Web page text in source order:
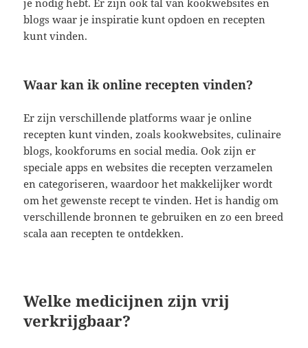
je nodig hebt. Er zijn ook tal van kookwebsites en
blogs waar je inspiratie kunt opdoen en recepten
kunt vinden.
Waar kan ik online recepten vinden?
Er zijn verschillende platforms waar je online
recepten kunt vinden, zoals kookwebsites, culinaire
blogs, kookforums en social media. Ook zijn er
speciale apps en websites die recepten verzamelen
en categoriseren, waardoor het makkelijker wordt
om het gewenste recept te vinden. Het is handig om
verschillende bronnen te gebruiken en zo een breed
scala aan recepten te ontdekken.
Welke medicijnen zijn vrij
verkrijgbaar?